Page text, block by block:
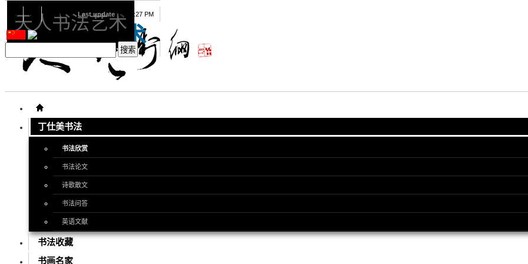
天人书法艺术
丁仕美书法
书法欣赏
书法论文
诗歌散文
书法问答
英语文献
书法收藏
书画名家
08 08 2026 Last update 08:15:27 PM
天人书法艺术